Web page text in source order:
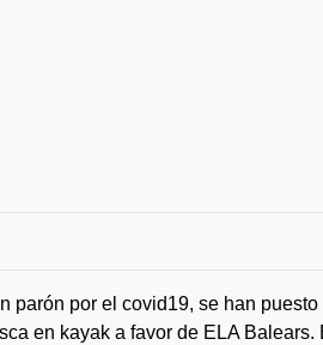
parón por el covid19, se han
en kayak a favor de ELA Balears.